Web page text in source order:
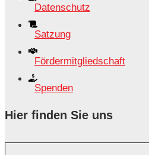
Datenschutz
Satzung
Fördermitgliedschaft
Spenden
Hier finden Sie uns